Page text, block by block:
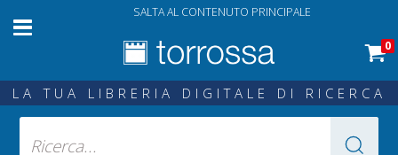
SALTA AL CONTENUTO PRINCIPALE
0
LA TUA LIBRERIA DIGITALE DI RICERCA